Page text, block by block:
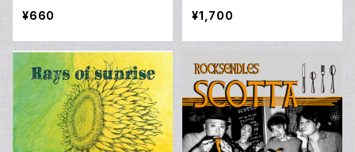
ND（ロクセンチ , IKU , ca
¥660
¥1,700